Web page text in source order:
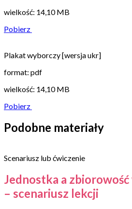
wielkość: 14,10 MB
Pobierz
Plakat wyborczy [wersja ukr]
format: pdf
wielkość: 14,10 MB
Pobierz
Podobne materiały
Scenariusz lub ćwiczenie
Jednostka a zbiorowość
– scenariusz lekcji